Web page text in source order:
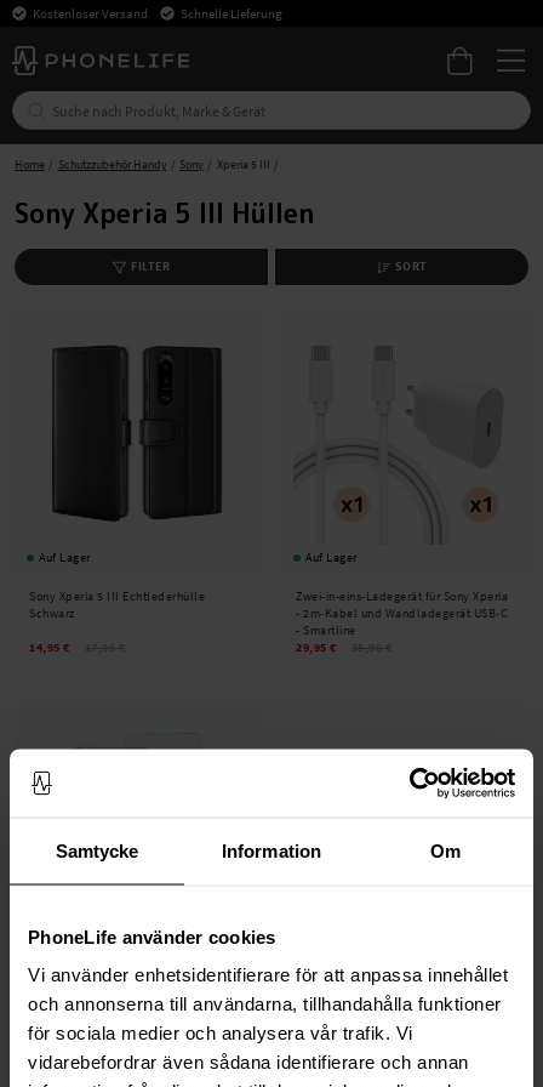
Samtycke Information Om
PhoneLife använder cookies
Vi använder enhetsidentifierare för att anpassa innehållet
och annonserna till användarna, tillhandahålla funktioner
för sociala medier och analysera vår trafik. Vi
vidarebefordrar även sådana identifierare och annan
Kostenloser Versand Schnelle Lieferung
Home Schutzzubehör Handy Sony Xperia 5 III
Sony Xperia 5 III Hüllen
FILTER SORT
Auf Lager
Sony Xperia 5 III Echtlederhülle
Schwarz
14,95 €
Auf Lager
Zwei-in-eins-Ladegerät für Sony Xperia
- 2m-Kabel und Wandladegerät USB-C
- Smartline
29,95 €
Sony Xperia 5 III Displayschutz
Panzerglas 0.3mm